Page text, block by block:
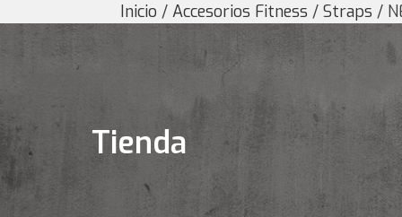
Inicio /Accesorios Fitness /Straps /
Tienda